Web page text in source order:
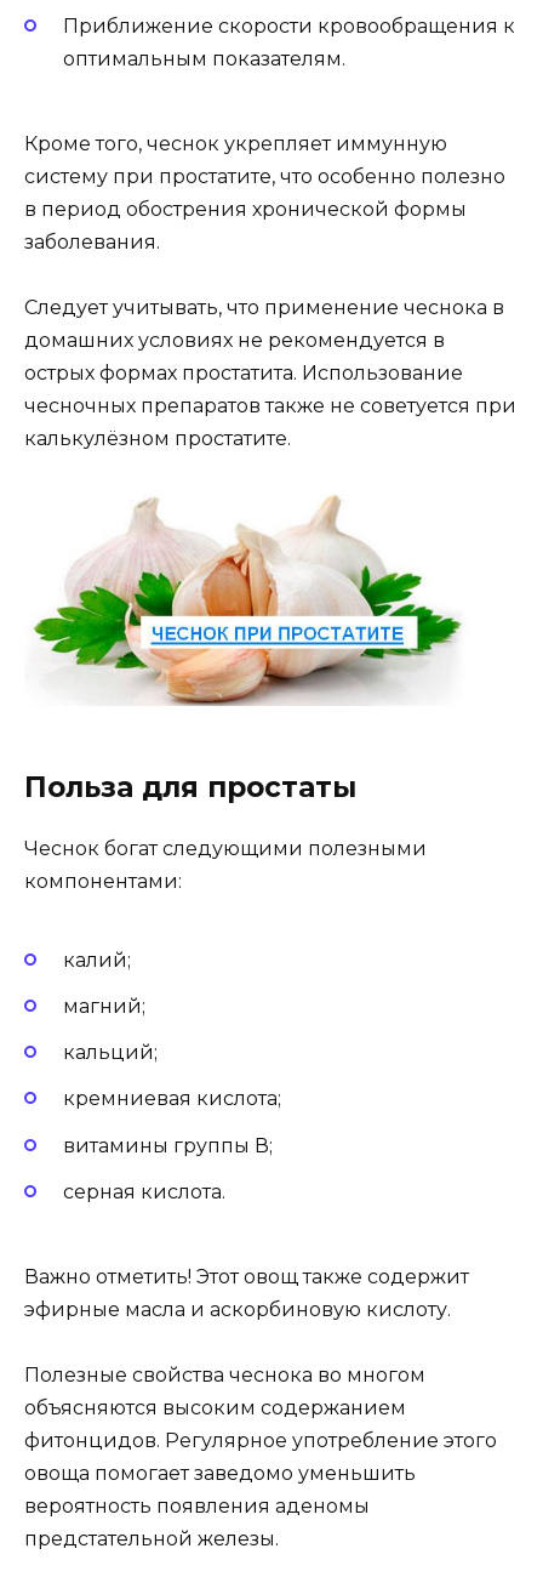
Приближение скорости кровообращения к
оптимальным показателям.
Кроме того, чеснок укрепляет иммунную
систему при простатите, что особенно полезно
в период обострения хронической формы
заболевания.
Следует учитывать, что применение чеснока в
домашних условиях не рекомендуется в
острых формах простатита. Использование
чесночных препаратов также не советуется при
калькулёзном простатите.
Польза для простаты
Чеснок богат следующими полезными
компонентами:
калий;
магний;
кальций;
кремниевая кислота;
витамины группы В;
серная кислота.
Важно отметить! Этот овощ также содержит
эфирные масла и аскорбиновую кислоту.
Полезные свойства чеснока во многом
объясняются высоким содержанием
фитонцидов. Регулярное употребление этого
овоща помогает заведомо уменьшить
вероятность появления аденомы
предстательной железы.